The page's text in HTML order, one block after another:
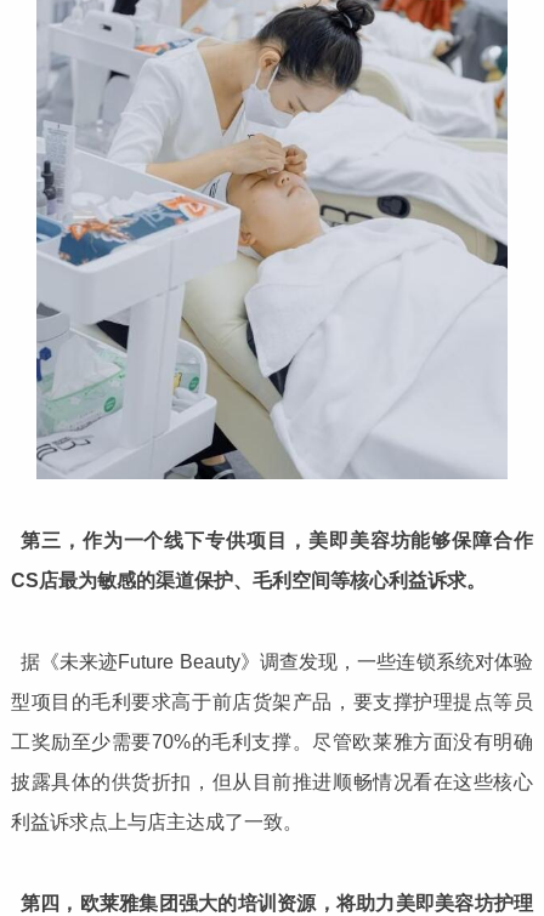
第三，作为一个线下专供项目，美即美容坊能够保障合作
CS店最为敏感的渠道保护、毛利空间等核心利益诉求。
据《未来迹Future Beauty》调查发现，一些连锁系统对体验
型项目的毛利要求高于前店货架产品，要支撑护理提点等员
工奖励至少需要70%的毛利支撑。尽管欧莱雅方面没有明确
披露具体的供货折扣，但从目前推进顺畅情况看在这些核心
利益诉求点上与店主达成了一致。
第四，欧莱雅集团强大的培训资源，将助力美即美容坊护理